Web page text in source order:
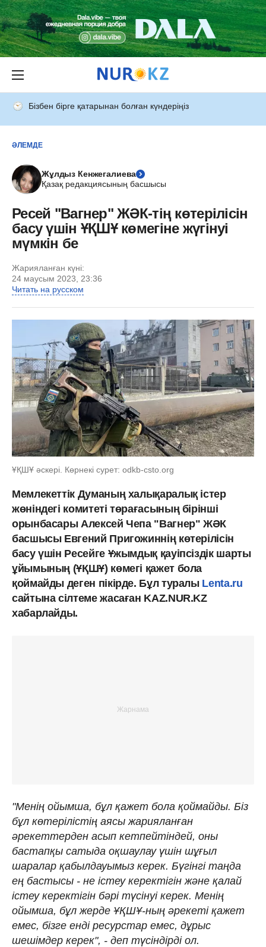
Бізбен бірге қатарынан болған күндеріңіз
ӘЛЕМДЕ
Жұлдыз Кенжегалиева
Қазақ редакциясының басшысы
Ресей "Вагнер" ЖӘК-тің көтерілісін
басу үшін ҰҚШҰ көмегіне жүгінуі
мүмкін бе
Жарияланған күні:
24 маусым 2023, 23:36
Читать на русском
ҰҚШҰ әскері. Көрнекі сурет: odkb-csto.org
Мемлекеттік Думаның халықаралық істер
жөніндегі комитеті төрағасының бірінші
орынбасары Алексей Чепа "Вагнер" ЖӘК
басшысы Евгений Пригожиннің көтерілісін
басу үшін Ресейге Ұжымдық қауіпсіздік шарты
ұйымының (ҰҚШҰ) көмегі қажет бола
қоймайды деген пікірде. Бұл туралы Lenta.ru
сайтына сілтеме жасаған KAZ.NUR.KZ
хабарлайды.
"Менің ойымша, бұл қажет бола қоймайды. Біз
бұл көтерілістің аясы жарияланған
әрекеттерден асып кетпейтіндей, оны
бастапқы сатыда оқшаулау үшін шұғыл
шаралар қабылдауымыз керек. Бүгінгі таңда
ең бастысы - не істеу керектігін және қалай
істеу керектігін бәрі түсінуі керек. Менің
ойымша, бұл жерде ҰҚШҰ-ның әрекеті қажет
емес, бізге енді ресурстар емес, дұрыс
шешімдер керек", - деп түсіндірді ол.